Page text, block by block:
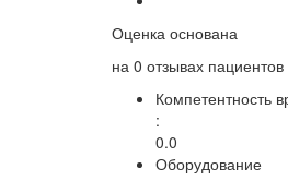
Оценка основана
на 0 отзывах пациентов
Компетентность
:
0.0
Оборудование